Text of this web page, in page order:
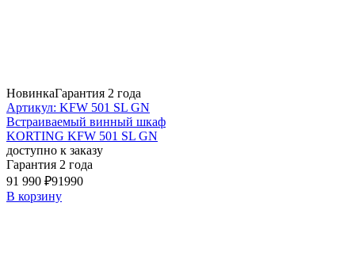
НовинкаГарантия 2 года
Артикул: KFW 501 SL GN
Встраиваемый винный шкаф
KORTING KFW 501 SL GN
доступно к заказу
Гарантия 2 года
91 990 ₽91990
В корзину